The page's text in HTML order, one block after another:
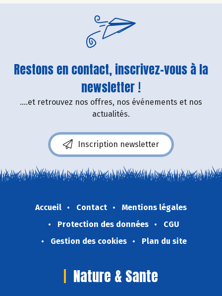
Restons en contact, inscrivez-vous à la
newsletter !
....et retrouvez nos offres, nos événements et nos
actualités.
Inscription newsletter
Accueil Contact
Mentions légales
Protection des données
CGU
Gestion des cookies
Plan du site
Nature & Sante